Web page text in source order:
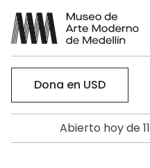
Dona en USD
Abierto hoy de